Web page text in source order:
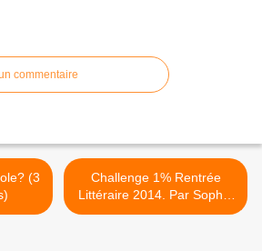
commentaire
Challenge 1% Rentrée
Littéraire 2014. Par Sophie
du blog Délivrer des Livres.